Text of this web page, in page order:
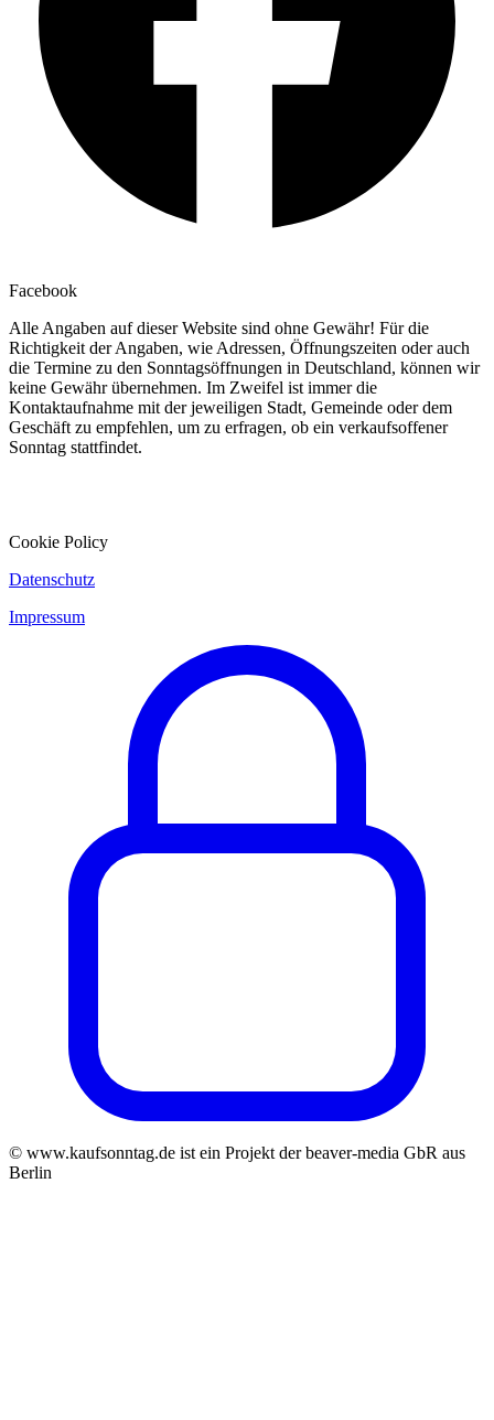
Facebook
Alle Angaben auf dieser Website sind ohne Gewähr! Für die
Richtigkeit der Angaben, wie Adressen, Öffnungszeiten oder auch
die Termine zu den Sonntagsöffnungen in Deutschland, können wir
keine Gewähr übernehmen. Im Zweifel ist immer die
Kontaktaufnahme mit der jeweiligen Stadt, Gemeinde oder dem
Geschäft zu empfehlen, um zu erfragen, ob ein verkaufsoffener
Sonntag stattfindet.
Cookie Policy
Datenschutz
Impressum
© www.kaufsonntag.de ist ein Projekt der beaver-media GbR aus
Berlin